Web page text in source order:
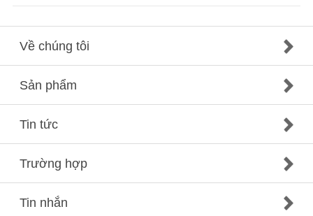
Về chúng tôi
Sản phẩm
Tin tức
Trường hợp
Tin nhắn